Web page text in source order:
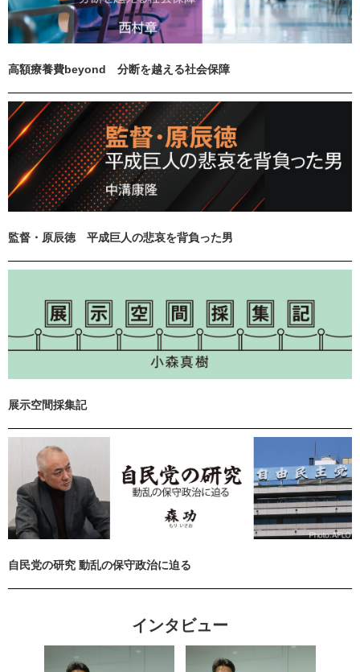
高額療養費beyond 分断を越える社会保障
監督・原辰徳 平成巨人の悲哀を背負った男
展示空間採集記
自民党の研究 動乱の保守政治に迫る
インタビュー